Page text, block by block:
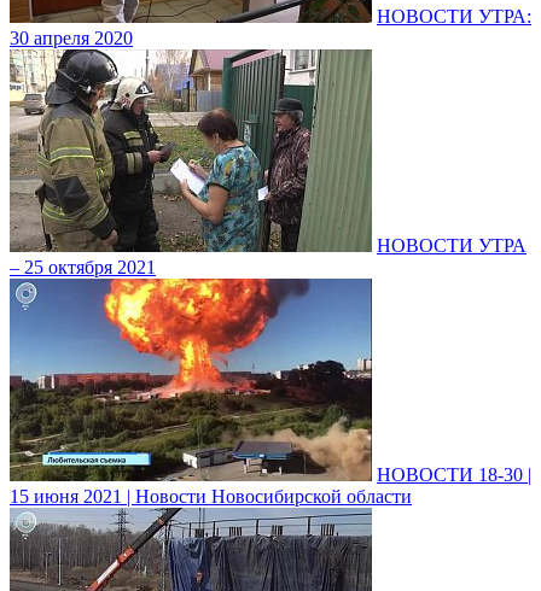
НОВОСТИ УТРА:
30 апреля 2020
НОВОСТИ УТРА
– 25 октября 2021
НОВОСТИ 18-30 |
15 июня 2021 | Новости Новосибирской области